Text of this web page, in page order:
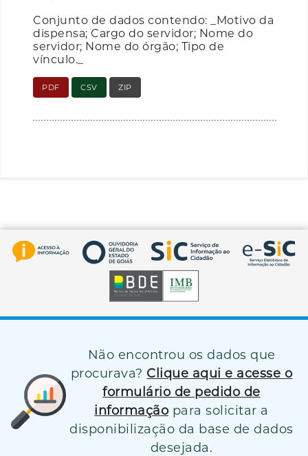
Conjunto de dados contendo: _Motivo da
dispensa; Cargo do servidor; Nome do
servidor; Nome do órgão; Tipo de
vínculo._
PDF CSV ZIP
Não encontrou os dados que
procurava? Clique aqui e acesse o
formulário de pedido de
informação para solicitar a
disponibilização da base de dados
desejada.